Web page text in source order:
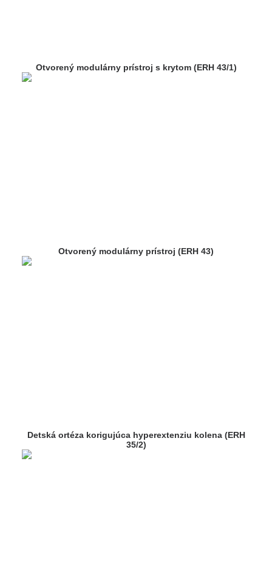
Otvorený modulárny prístroj s krytom (ERH 43/1)
Otvorený modulárny prístroj (ERH 43)
Detská ortéza korigujúca hyperextenziu kolena (ERH
35/2)